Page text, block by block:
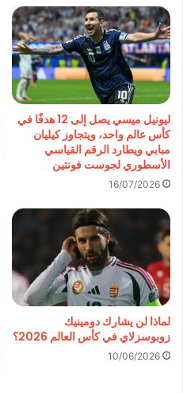
ليونيل ميسي يصل إلى 12 هدفًا في
كأس عالم واحد، ويتجاوز كيليان
مبابي ويطارد الرقم القياسي
الأسطوري لجوست فونتين
16/07/2026
لماذا لن يشارك دومينيك
زوبوسزلاي في كأس العالم 2026؟
10/06/2026